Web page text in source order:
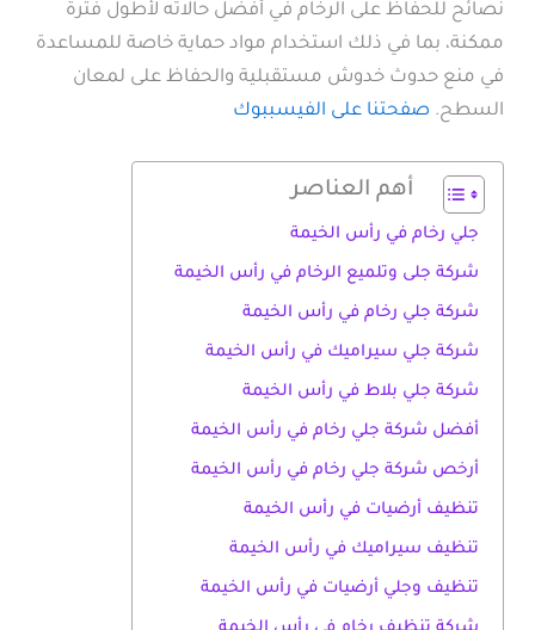
نصائح للحفاظ على الرخام في أفضل حالاته لأطول فترة
ممكنة، بما في ذلك استخدام مواد حماية خاصة للمساعدة
في منع حدوث خدوش مستقبلية والحفاظ على لمعان
السطح. صفحتنا على الفيسببوك
أهم العناصر
جلي رخام في رأس الخيمة
شركة جلى وتلميع الرخام في رأس الخيمة
شركة جلي رخام في رأس الخيمة
شركة جلي سيراميك في رأس الخيمة
شركة جلي بلاط في رأس الخيمة
أفضل شركة جلي رخام في رأس الخيمة
أرخص شركة جلي رخام في رأس الخيمة
تنظيف أرضيات في رأس الخيمة
تنظيف سيراميك في رأس الخيمة
تنظيف وجلي أرضيات في رأس الخيمة